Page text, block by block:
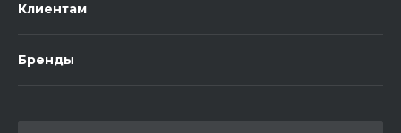
Клиентам
Бренды